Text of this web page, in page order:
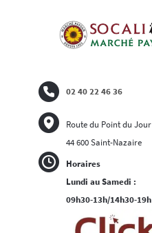
Horaires
Lundi au Samedi :
09h30-13h/14h30-19h
02 40 22 46 36
Route du Point du Jour
44 600 Saint-Nazaire